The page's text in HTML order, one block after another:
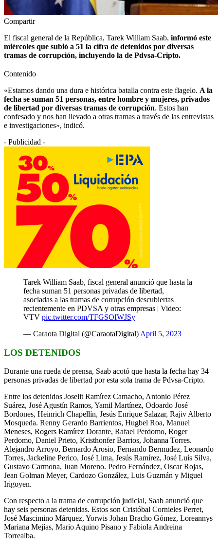
Compartir
El fiscal general de la República, Tarek William Saab, informó este
miércoles que subió a 51 la cifra de detenidos por diversas
tramas de corrupción, incluyendo la de Pdvsa-Cripto.
Contenido
«Estamos dando una dura e histórica batalla contra este flagelo. A la
fecha se suman 51 personas, entre hombre y mujeres, privados
de libertad por diversas tramas de corrupción. Estos han
confesado y nos han llevado a otras tramas a través de las entrevistas
e investigaciones», indicó.
- Publicidad -
Tarek William Saab, fiscal general anunció que hasta la
fecha suman 51 personas privadas de libertad,
asociadas a las tramas de corrupción descubiertas
recientemente en PDVSA y otras empresas | Video:
VTV pic.twitter.com/TFGSOIWJSy
— Caraota Digital (@CaraotaDigital) April 5, 2023
LOS DETENIDOS
Durante una rueda de prensa, Saab acotó que hasta la fecha hay 34
personas privadas de libertad por esta sola trama de Pdvsa-Cripto.
Entre los detenidos Joselit Ramírez Camacho, Antonio Pérez
Suárez, José Agustín Ramos, Yamil Martínez, Odoardo José
Bordones, Heinrich Chapellín, Jesús Enrique Salazar, Rajiv Alberto
Mosqueda. Renny Gerardo Barrientos, Hugbel Roa, Manuel
Meneses, Rogers Ramírez Dorante, Rafael Perdomo, Roger
Perdomo, Daniel Prieto, Kristhonfer Barrios, Johanna Torres.
Alejandro Arroyo, Bernardo Arosio, Fernando Bermudez, Leonardo
Torres, Jackeline Perico, José Lima, Jesús Ramírez, José Luís Silva,
Gustavo Carmona, Juan Moreno. Pedro Fernández, Oscar Rojas,
Jean Golman Meyer, Cardozo González, Luis Guzmán y Miguel
Irigoyen.
Con respecto a la trama de corrupción judicial, Saab anunció que
hay seis personas detenidas. Estos son Cristóbal Cornieles Perret,
José Mascimino Márquez, Yorwis Johan Bracho Gómez, Loreannys
Mariana Mejías, Mario Aquino Pisano y Fabiola Andreina
Torrealba.